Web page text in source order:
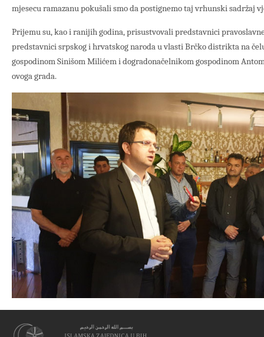
mjesecu ramazanu pokušali smo da postignemo taj vrhunski sadržaj
Prijemu su, kao i ranijih godina, prisustvovali predstavnici
predstavnici srpskog i hrvatskog naroda u vlasti Brčko distrikta na
gospodinom Sinišom Milićem i dogradonačelnikom gospodinom
ovoga grada.